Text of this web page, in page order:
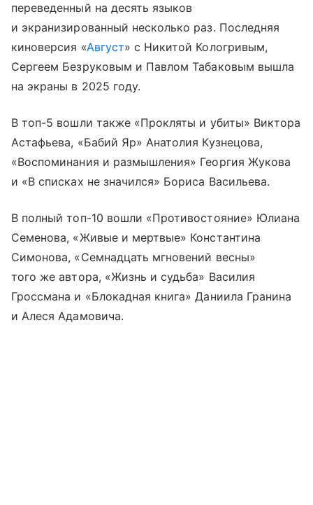
переведенный на десять языков
и экранизированный несколько раз. Последняя
киноверсия «Август» с Никитой Кологривым,
Сергеем Безруковым и Павлом Табаковым вышла
на экраны в 2025 году.
В топ-5 вошли также «Прокляты и убиты» Виктора
Астафьева, «Бабий Яр» Анатолия Кузнецова,
«Воспоминания и размышления» Георгия Жукова
и «В списках не значился» Бориса Васильева.
В полный топ-10 вошли «Противостояние» Юлиана
Семенова, «Живые и мертвые» Константина
Симонова, «Семнадцать мгновений весны»
того же автора, «Жизнь и судьба» Василия
Гроссмана и «Блокадная книга» Даниила Гранина
и Алеся Адамовича.